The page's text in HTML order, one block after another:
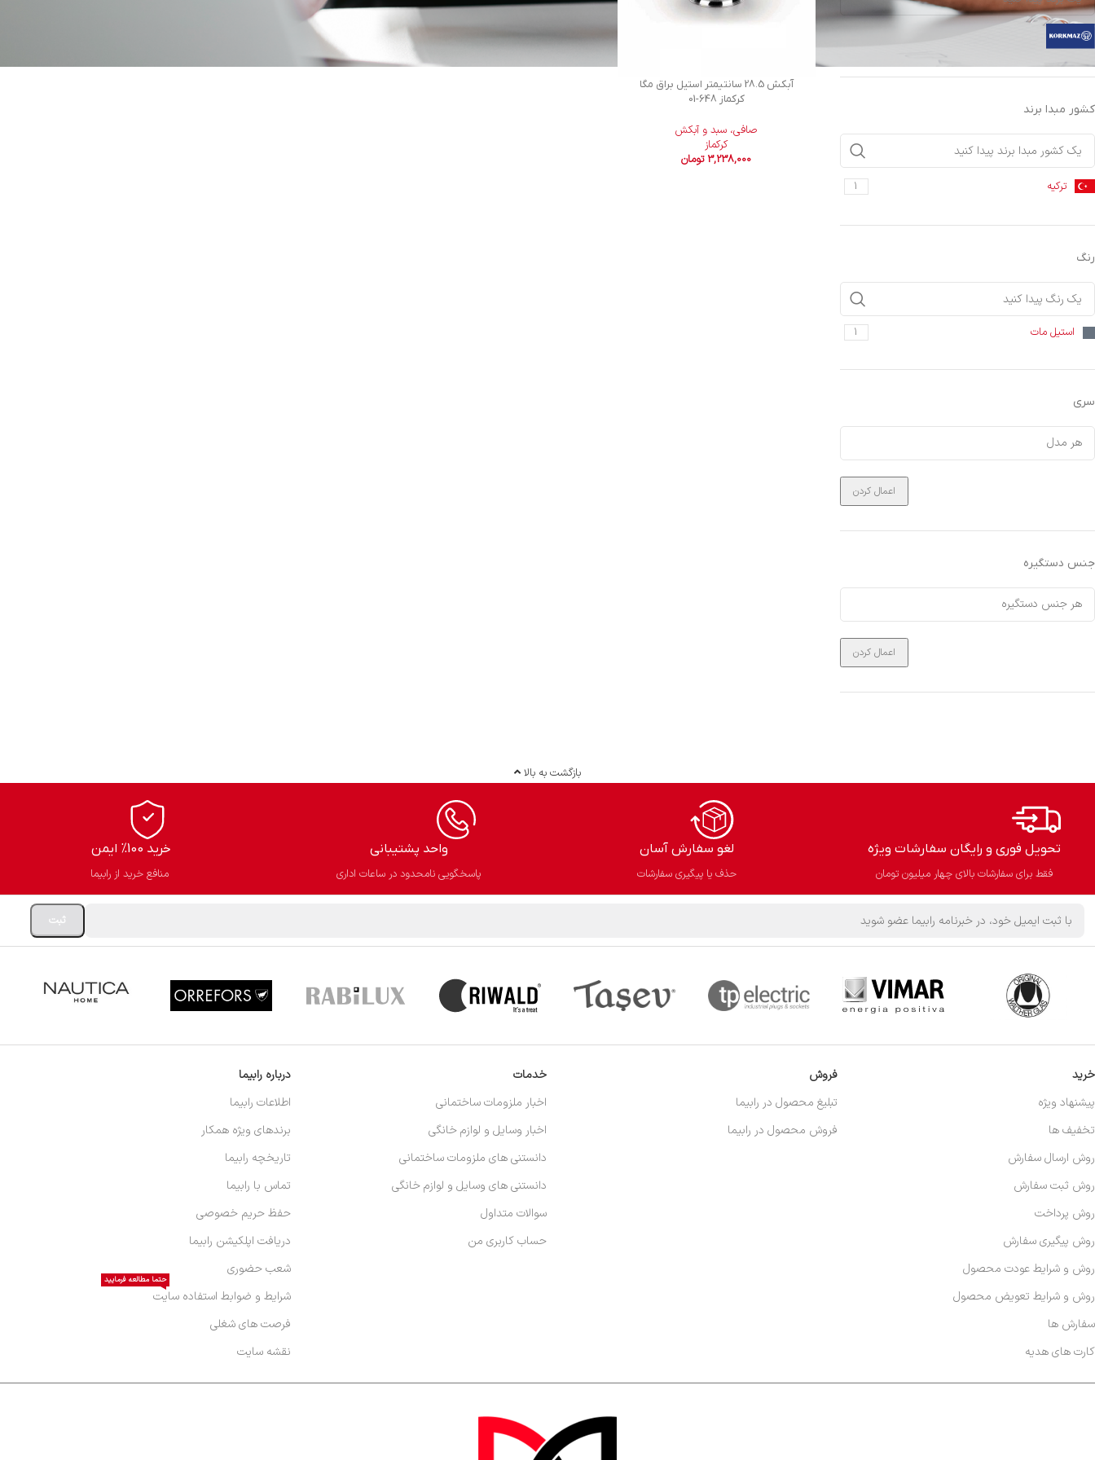
کشور مبدا برند
ترکیه 1
رنگ
استیل مات 1
سری
اعمال کردن
جنس دستگیره
اعمال کردن
آبکش 28.5 سانتیمتر استیل براق مگا
کرکماز 01-648
صافی، سبد و آبکش
کرکماز
3,238,000 تومان
بازگشت به بالا
تحویل فوری و رایگان سفارشات ویژه
فقط برای سفارشات بالای چهار میلیون تومان
لغو سفارش آسان​
حذف یا پیگیری سفارشات
واحد پشتیبانی
پاسخگویی نامحدود در ساعات اداری
خرید 100% ایمن
منافع خرید از رابیما
خرید
پیشنهاد ویژه
تخفیف ها
روش ارسال سفارش
روش ثبت سفارش
روش پرداخت
روش پیگیری سفارش
روش و شرایط عودت محصول
روش و شرایط تعویض محصول
سفارش ها
کارت های هدیه
فروش
تبلیغ محصول در رابیما
فروش محصول در رابیما
خدمات
اخبار ملزومات ساختمانی
اخبار وسایل و لوازم خانگی
دانستنی های ملزومات ساختمانی
دانستنی های وسایل و لوازم خانگی
سوالات متداول
حساب کاربری من
درباره رابیما
اطلاعات رابیما
برندهای ویژه همکار
تاریخچه رابیما
تماس با رابیما
حفظ حریم خصوصی
دریافت اپلکیشن رابیما
شعب حضوری
شرایط و ضوابط استفاده سایت
حتما مطالعه فرمایید
فرصت های شغلی
نقشه سایت